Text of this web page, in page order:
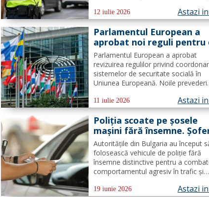
care merg în Grecia cu mașina știu
este traficul și ce reguli trebuie să
respecte, însă dacă este...
12 iulie 2026 Astazi
Parlamentul European a
aprobat noi reguli pentru
care lucrează în alt stat UE.
Se schimbă șomajul și alte
beneficii sociale
Parlamentul European a aprobat
revizuirea regulilor privind
sistemelor de securitate socială în
Uniunea Europeană. Noile prevederi
sau lucrează într-un alt stat
stabilesc reguli mai clare pentru
indemnizații familiale, detașări...
11 iulie 2026 Astazi
Poliția scoate pe șosele
mașini fără însemne.
sunt opriți cu un mesaj
pe lunetă
Autoritățile din Bulgaria au început
folosească vehicule de poliție fără
însemne distinctive pentru a
comportamentul agresiv în trafic și
Măsura a fost implementată în
19 iunie 2026 Astazi